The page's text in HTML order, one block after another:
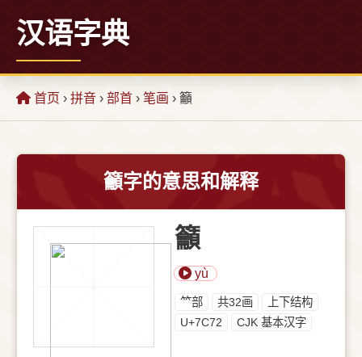
汉语字典
首页 › 拼音 › 部首 › 笔画 › 籲
籲字的意思和解释
籲
yù
⺮部 共32画
上下结构
U+7C72
CJK 基本汉字